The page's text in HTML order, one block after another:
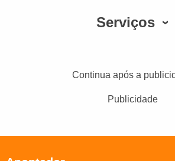
Serviços
Continua após a
Publicidade